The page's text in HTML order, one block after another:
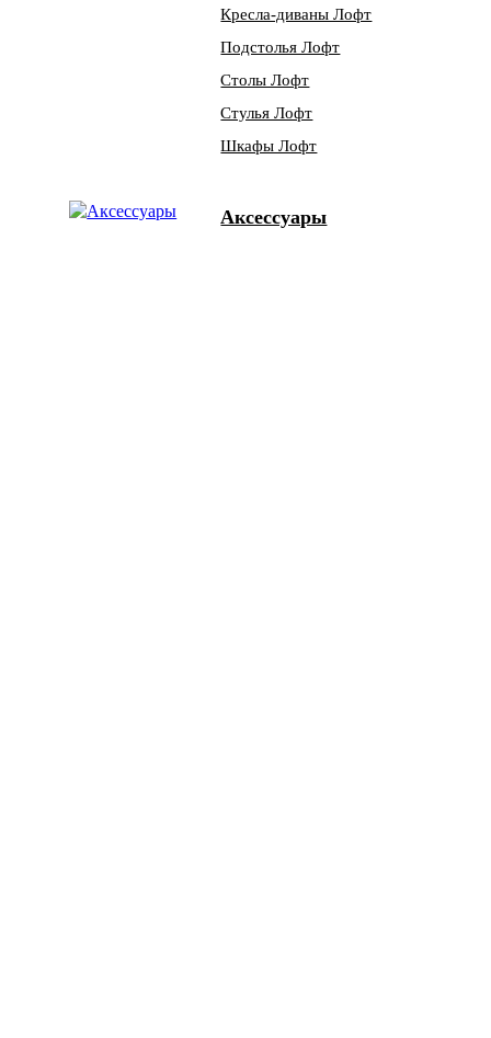
Кресла-диваны Лофт
Подстолья Лофт
Столы Лофт
Стулья Лофт
Шкафы Лофт
Аксессуары